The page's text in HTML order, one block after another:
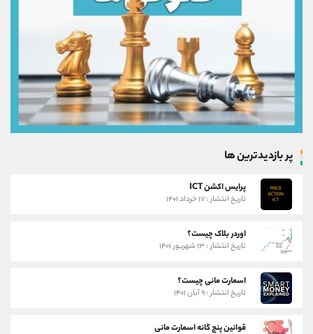
پر بازدیدترین ها
پرایس اکشن ICT
تاریخ انتشار : ۱۷ خرداد ۱۴۰۱
اوردر بلاک چیست؟
تاریخ انتشار : ۱۳ شهریور ۱۴۰۱
اسمارت مانی چیست؟
تاریخ انتشار : ۹ آبان ۱۴۰۱
قوانین پنج گانه اسمارت مانی